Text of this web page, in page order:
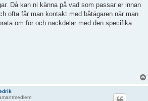
Då kan ni känna på vad som passar er innan
ofta får man kontakt med båtägaren när man
om för och nackdelar med den specifika